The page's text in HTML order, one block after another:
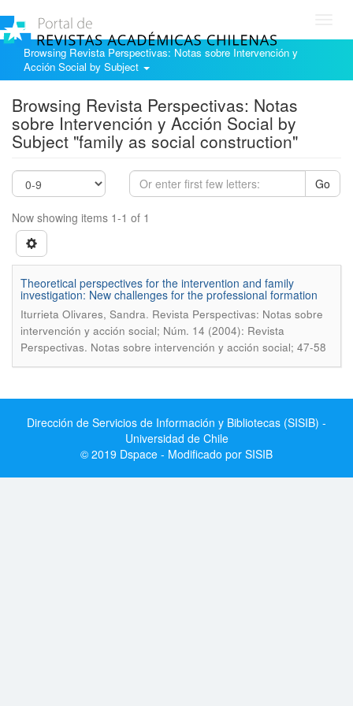
Browsing Revista Perspectivas: Notas sobre Intervención y
Acción Social by Subject
Browsing Revista Perspectivas: Notas
sobre Intervención y Acción Social by
Subject "family as social construction"
Go
Now showing items 1-1 of 1
Theoretical perspectives for the intervention and family
investigation: New challenges for the professional formation
Iturrieta Olivares, Sandra. Revista Perspectivas: Notas sobre
intervención y acción social; Núm. 14 (2004): Revista
Perspectivas. Notas sobre intervención y acción social; 47-58
Dirección de Servicios de Información y Bibliotecas (SISIB) -
Universidad de Chile
© 2019 Dspace - Modificado por SISIB